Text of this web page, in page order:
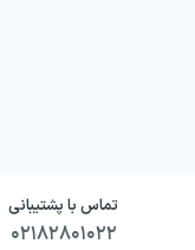
تماس با پشتیبانی
۰۲۱۸۲۸۰۱۰۲۲